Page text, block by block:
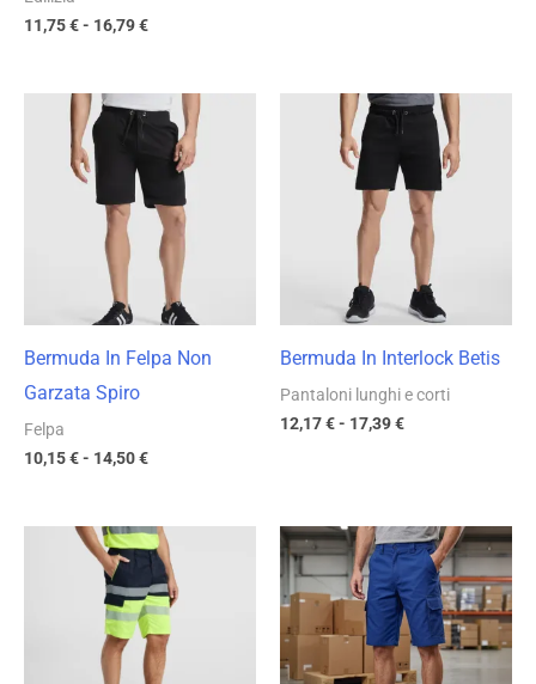
11,75€- 16,79€
Bermuda In Felpa Non
Garzata Spiro
Felpa
10,15€- 14,50€
Fascia
prezzo:
10,15 €
a
14,50 €
Bermuda In Interlock Betis
Pantaloni lunghi e corti
12,17€- 17,39€
Fascia
prezzo:
12,17 €
a
17,39 €
Fascia
di
prezzo:
da
14,38 €
a
20,54 €
Fascia
di
prezzo:
da
17,62 €
a
25,17 €